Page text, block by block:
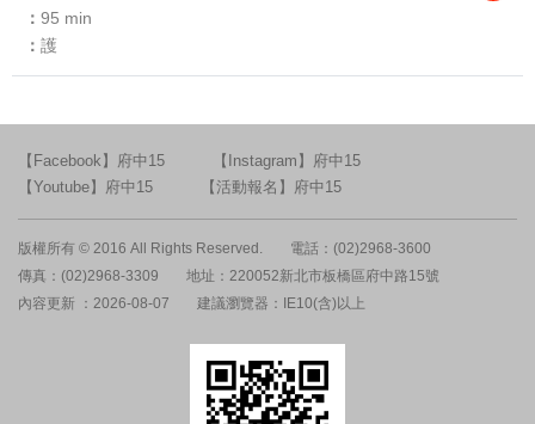
95 min
護
【Facebook】府中15
【Instagram】府中15
【Youtube】府中15
【活動報名】府中15
版權所有 © 2016 All Rights Reserved.
電話：(02)2968-3600
傳真：(02)2968-3309
地址：220052新北市板橋區府中路15號
內容更新 ：2026-08-07
建議瀏覽器：IE10(含)以上